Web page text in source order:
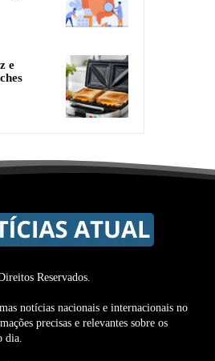
e
Reservados.
notícias nacionais e internacionais no
precisas e relevantes sobre os
dia.